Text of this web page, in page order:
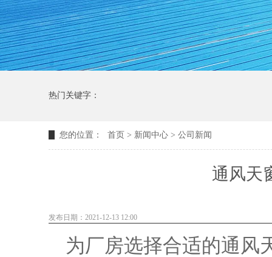
热门关键字：
您的位置： 首页 > 新闻中心 > 公司新闻
通风天
发布日期：2021-12-13 12:00
为厂房选择合适的通风